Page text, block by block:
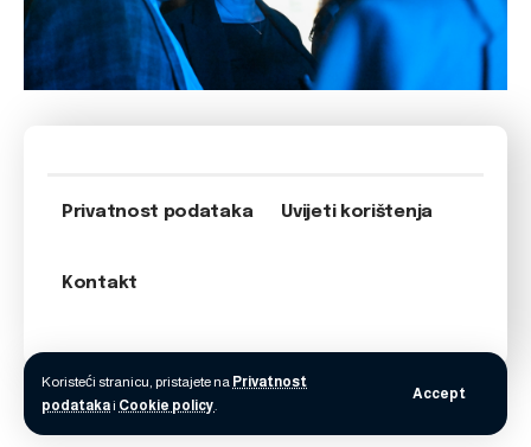
Koristeći stranicu, pristajete na Privatnost
podatakai Cookie policy.
Accept
Privatnost podataka Uvijeti korištenja
Kontakt